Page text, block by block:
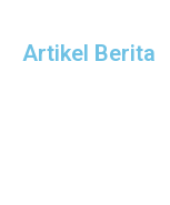
Artikel Berita